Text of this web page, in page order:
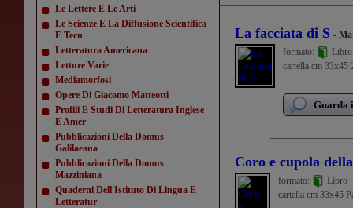
Le Lettere E Le Arti
Le Scienze E La Diffusione Scientifica
E Tecn
Letteratura Americana
Letture Varie
Mediamorfosi
Opere Di Giacomo Matteotti
Profili E Studi Di Letteratura Inglese
E Amer
Pubblicazioni Della Domus
Galilaeana
Pubblicazioni Della Domus
Mazziniana
Quaderni Dell'Istituto Di Lingua E
Letteratur
La facciata di S -
formato:
Libro
cartella cm
Guarda
Coro e cupola
formato:
Libro
cartella cm 33x45